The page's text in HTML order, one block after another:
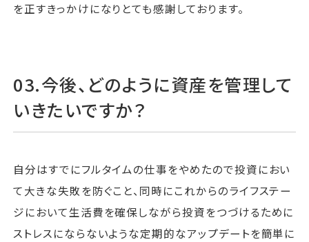
を正すきっかけになりとても感謝しております。
03.今後、どのように資産を管理して
いきたいですか？
自分はすでにフルタイムの仕事をやめたので投資におい
て大きな失敗を防ぐこと、同時にこれからのライフステー
ジにおいて生活費を確保しながら投資をつづけるために
ストレスにならないような定期的なアップデートを簡単に